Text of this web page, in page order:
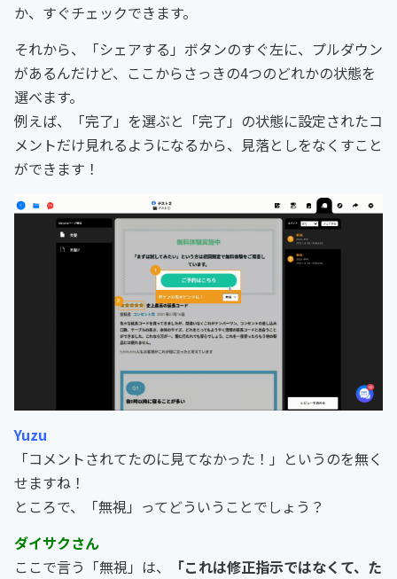
か、すぐチェックできます。
それから、「シェアする」ボタンのすぐ左に、プルダウン
があるんだけど、ここからさっきの4つのどれかの状態を
選べます。
例えば、「完了」を選ぶと「完了」の状態に設定されたコ
メントだけ見れるようになるから、見落としをなくすこと
ができます！
Yuzu
「コメントされてたのに見てなかった！」というのを無く
せますね！
ところで、「無視」ってどういうことでしょう？
ダイサクさん
ここで言う「無視」は、
「これは修正指示ではなくて、た